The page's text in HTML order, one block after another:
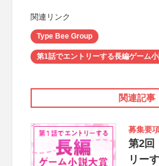
関連リンク
Type Bee Group
第1話でエントリーする長編ゲーム
関連記事
募集要
第2回
リー